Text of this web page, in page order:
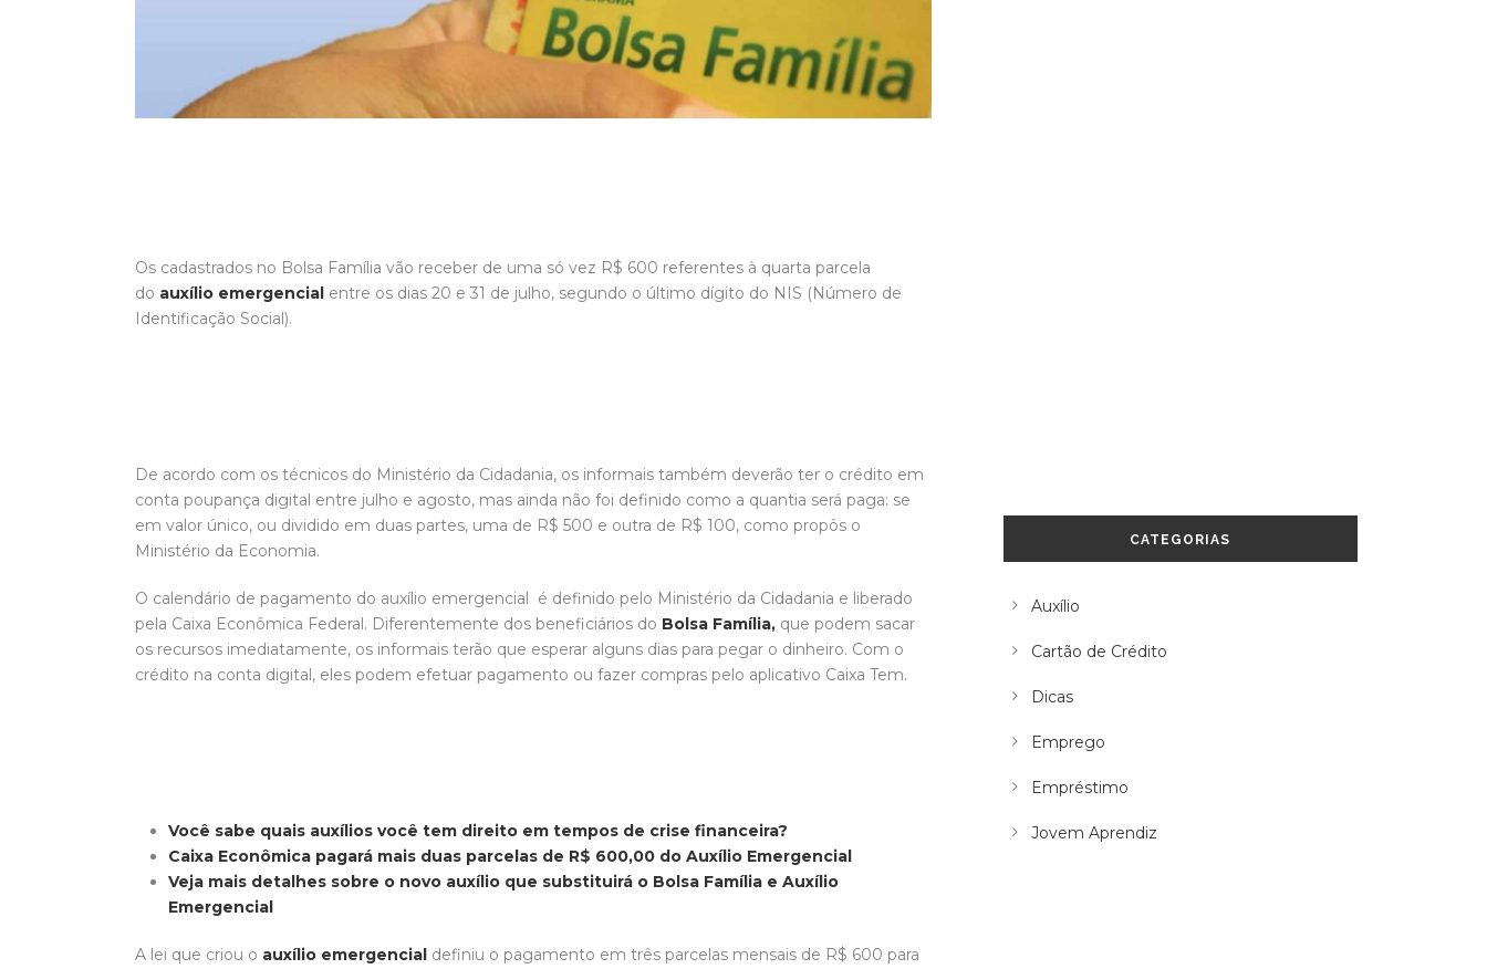
Os cadastrados no Bolsa Família vão receber de uma só vez R$ 600 referentes à quarta parcela
do auxílio emergencial entre os dias 20 e 31 de julho, segundo o último dígito do NIS (Número de
Identificação Social).
De acordo com os técnicos do Ministério da Cidadania, os informais também deverão ter o crédito em
conta poupança digital entre julho e agosto, mas ainda não foi definido como a quantia será paga: se
em valor único, ou dividido em duas partes, uma de R$ 500 e outra de R$ 100, como propôs o
Ministério da Economia.
O calendário de pagamento do auxílio emergencial é definido pelo Ministério da Cidadania e liberado
pela Caixa Econômica Federal. Diferentemente dos beneficiários do Bolsa Família, que podem sacar
os recursos imediatamente, os informais terão que esperar alguns dias para pegar o dinheiro. Com o
crédito na conta digital, eles podem efetuar pagamento ou fazer compras pelo aplicativo Caixa Tem.
Você sabe quais auxílios você tem direito em tempos de crise financeira?
Caixa Econômica pagará mais duas parcelas de R$ 600,00 do Auxílio Emergencial
Veja mais detalhes sobre o novo auxílio que substituirá o Bolsa Família e Auxílio
Emergencial
A lei que criou o auxílio emergencial definiu o pagamento em três parcelas mensais de R$ 600 para
CATEGORIAS
Auxílio
Cartão de Crédito
Dicas
Emprego
Empréstimo
Jovem Aprendiz